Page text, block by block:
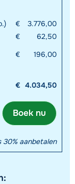
€
3.776,00
€
62,50
€ 196,00
€ 4.034,50
Boek nu
30% aanbetalen